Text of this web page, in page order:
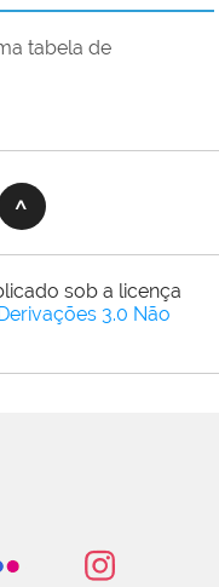
tabela de
sob a licença
3.0 Não